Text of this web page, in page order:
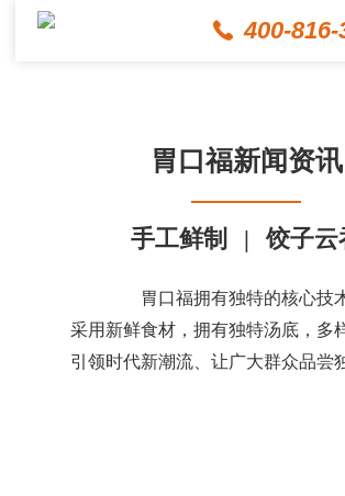
400-816-
胃口福新闻资讯
手工鲜制 | 饺子云
胃口福拥有独特的核心技
采用新鲜食材，拥有独特汤底，多
引领时代新潮流、让广大群众品尝